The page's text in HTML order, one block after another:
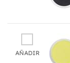
AÑADIR